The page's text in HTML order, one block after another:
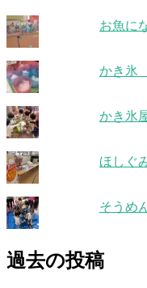
お魚に
かき氷
かき氷
ほしぐ
そうめ
過去の投稿